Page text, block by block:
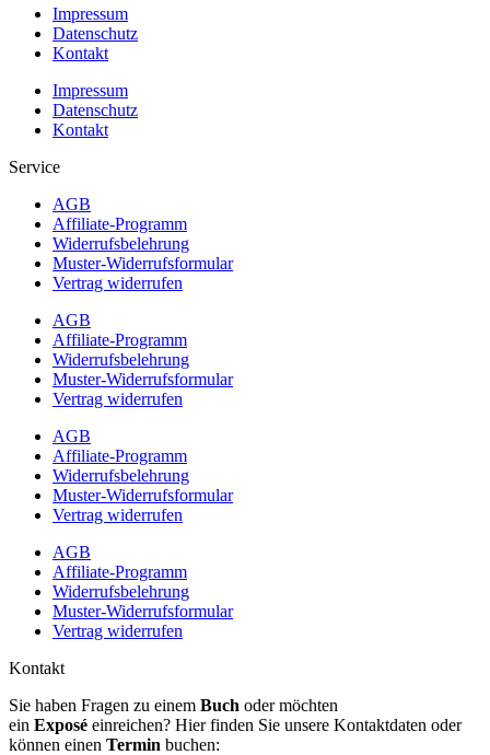
Impressum
Datenschutz
Kontakt
Impressum
Datenschutz
Kontakt
Service
AGB
Affiliate-Programm
Widerrufsbelehrung
Muster-Widerrufsformular
Vertrag widerrufen
AGB
Affiliate-Programm
Widerrufsbelehrung
Muster-Widerrufsformular
Vertrag widerrufen
AGB
Affiliate-Programm
Widerrufsbelehrung
Muster-Widerrufsformular
Vertrag widerrufen
AGB
Affiliate-Programm
Widerrufsbelehrung
Muster-Widerrufsformular
Vertrag widerrufen
Kontakt
Sie haben Fragen zu einem Buch oder möchten
ein Exposé einreichen? Hier finden Sie unsere Kontaktdaten oder
können einen Termin buchen: